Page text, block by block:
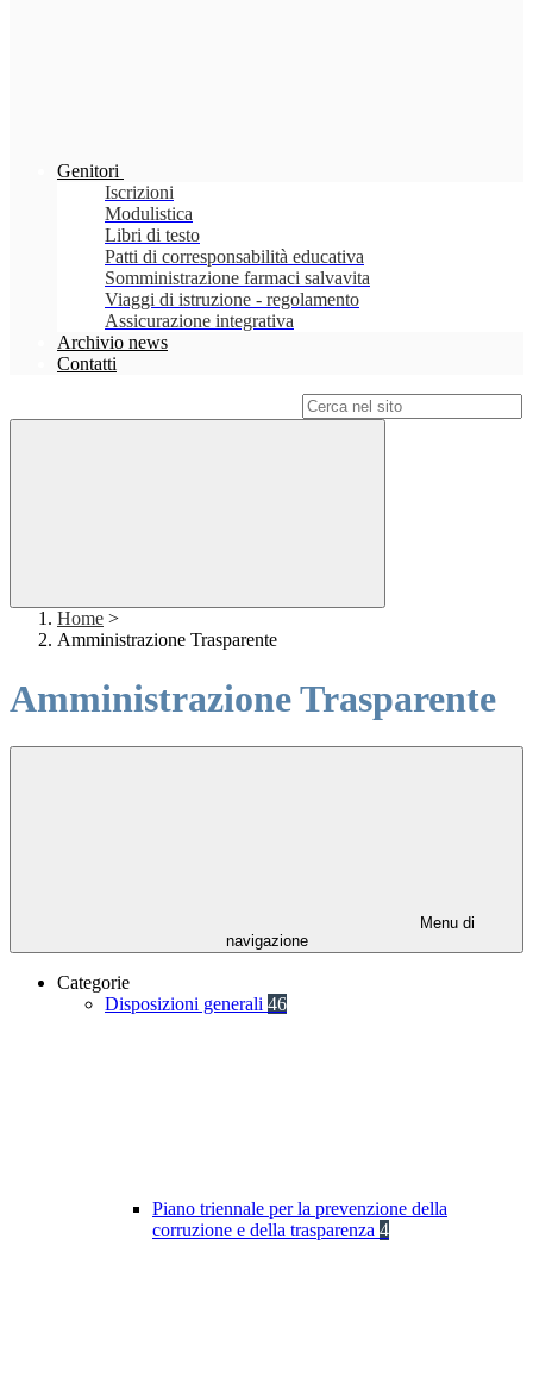
Genitori
Iscrizioni
Modulistica
Libri di testo
Patti di corresponsabilità educativa
Somministrazione farmaci salvavita
Viaggi di istruzione - regolamento
Assicurazione integrativa
Archivio news
Contatti
Home >
Amministrazione Trasparente
Amministrazione Trasparente
Menu di
navigazione
Categorie
Disposizioni generali 46
Piano triennale per la prevenzione della
corruzione e della trasparenza 4